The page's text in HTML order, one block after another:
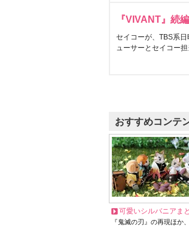
『VIVANT』続
セイコーが、TBS系
ューサーとセイコー担
おすすめコンテ
可愛いシルバニアま
『鬼滅の刃』の再現ほか